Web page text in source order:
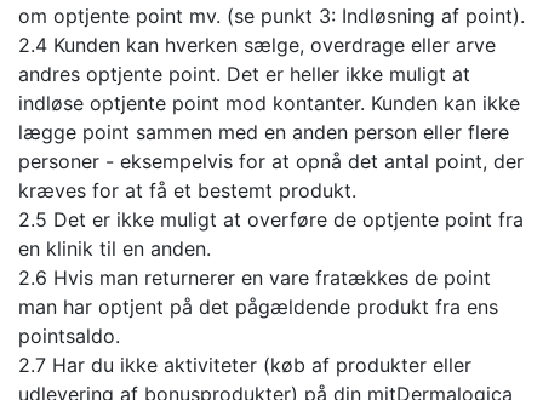
om optjente point mv. (se punkt 3: Indløsning af point).
2.4 Kunden kan hverken sælge, overdrage eller arve
andres optjente point. Det er heller ikke muligt at
indløse optjente point mod kontanter. Kunden kan ikke
lægge point sammen med en anden person eller flere
personer - eksempelvis for at opnå det antal point, der
kræves for at få et bestemt produkt.
2.5 Det er ikke muligt at overføre de optjente point fra
en klinik til en anden.
2.6 Hvis man returnerer en vare fratækkes de point
man har optjent på det pågældende produkt fra ens
pointsaldo.
2.7 Har du ikke aktiviteter (køb af produkter eller
udlevering af bonusprodukter) på din mitDermalogica